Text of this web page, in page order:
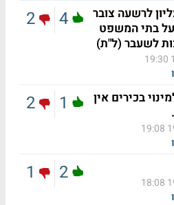
לרשעה צובר
בתי המשפט
לשעבר (ל"ת)
4
2
באם זו הוועדה למינוי בכירים אין
1
2
2
1